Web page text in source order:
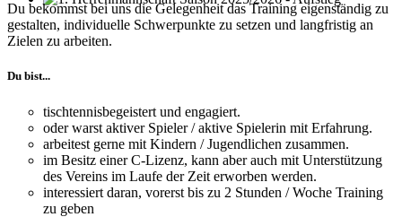
1. Herrenmannschaft Saison 2025/2026 - Aufstieg
Du bekommst bei uns die Gelegenheit das Training eigenständig zu
gestalten, individuelle Schwerpunkte zu setzen und langfristig an
Zielen zu arbeiten.
Du bist...
tischtennisbegeistert und engagiert.
oder warst aktiver Spieler / aktive Spielerin mit Erfahrung.
arbeitest gerne mit Kindern / Jugendlichen zusammen.
im Besitz einer C-Lizenz, kann aber auch mit Unterstützung
des Vereins im Laufe der Zeit erworben werden.
interessiert daran, vorerst bis zu 2 Stunden / Woche Training
zu geben